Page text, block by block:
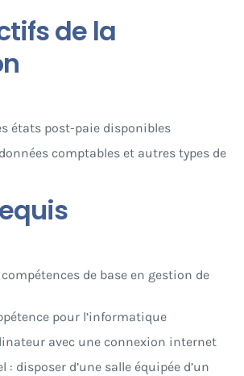
de la
états post-paie disponibles
comptables et autres types de
de base en gestion de
pour l’informatique
avec une connexion internet
: disposer d’une salle équipée d’un